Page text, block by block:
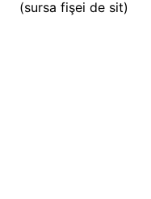
(sursa fişei de sit)